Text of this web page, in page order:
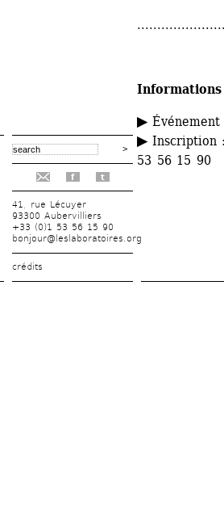
f t
41, rue Lécuyer
93300 Aubervilliers
+33 (0)1 53 56 15 90
bonjour@leslaboratoires.org
crédits
▶
▶Inscription
53 56 15 90